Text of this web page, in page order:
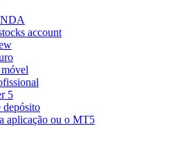
account
5
depósito
aplicação ou o MT5